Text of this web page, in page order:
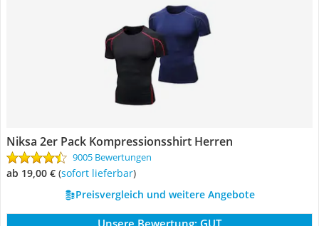
Niksa 2er Pack Kompressionsshirt Herren
9005 Bewertungen
ab 19,00 € ( Sofort lieferbar)
Preisvergleich und weitere Angebote
Unsere Bewertung: GUT